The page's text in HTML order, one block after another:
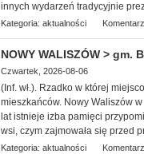
innych wydarzeń tradycyjnie
Kategoria: aktualności
NOWY WALISZÓW > gm.
Czwartek, 2026-08-06
(Inf. wł.). Rzadko w której
mieszkańców. Nowy Waliszów
lat istnieje izba pamięci
wsi, czym zajmowała się przed
Kategoria: aktualności